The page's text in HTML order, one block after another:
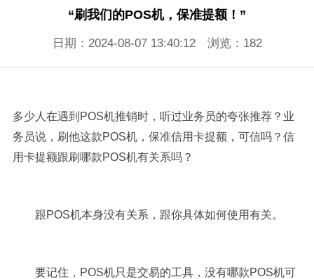
“刷我们的POS机，保准提额！”
日期：2024-08-07 13:40:12 浏览： 182
多少人在遇到POS机推销时，听过业务员的夸张推荐？业
务员说，刷他这款POS机，保准信用卡提额，可信吗？信
用卡提额跟刷哪款POS机有关系吗？
跟POS机本身没有关系，跟你具体如何使用有关。
要记住，POS机只是交易的工具，没有哪款POS机可